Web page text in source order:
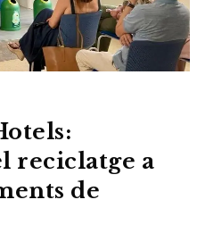
reciclatge a
de